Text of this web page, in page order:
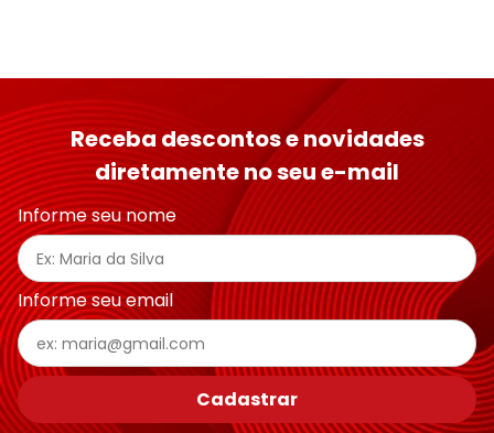
Receba descontos e novidades
diretamente no seu e-mail
Informe seu nome
Informe seu email
Cadastrar